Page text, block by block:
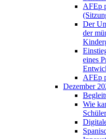
AFEp
Der
der
eines
AFEp
Dezember
Wie